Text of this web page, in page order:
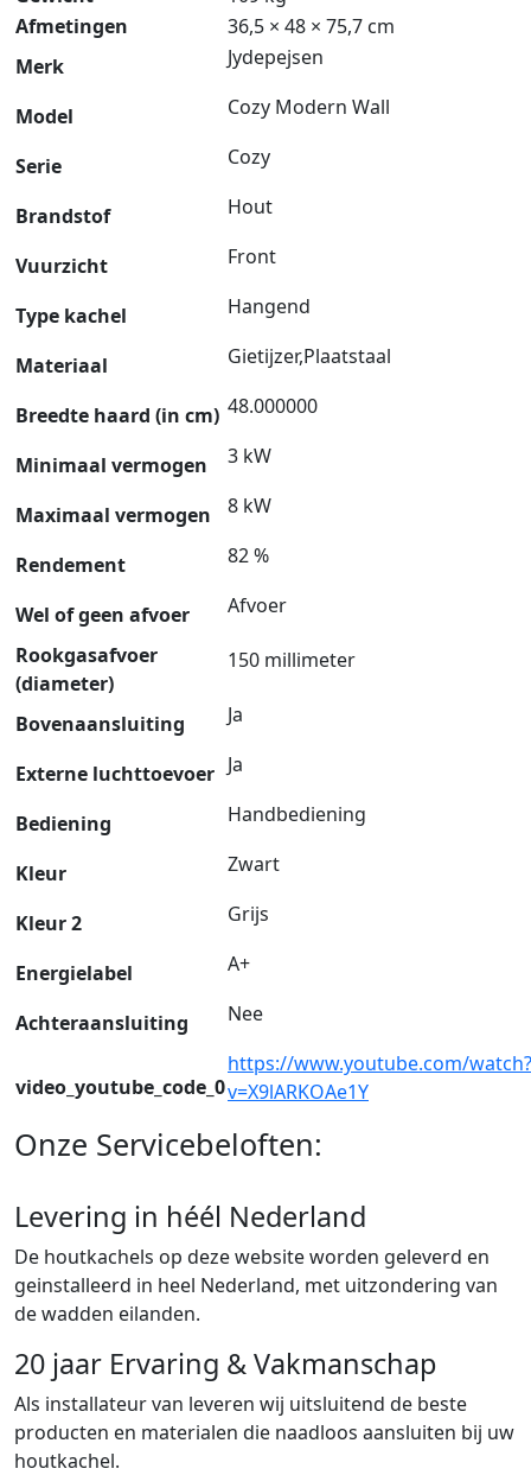
Afmetingen
36,5 × 48 × 75,7 cm
Merk
Jydepejsen
Model Cozy Modern Wall
Serie Cozy
Brandstof Hout
Vuurzicht Front
Type kachel Hangend
Materiaal Gietijzer,Plaatstaal
Breedte haard (in cm) 48.000000
Minimaal vermogen 3 kW
Maximaal vermogen 8 kW
Rendement 82 %
Wel of geen afvoer
Afvoer
Rookgasafvoer
(diameter)
150 millimeter
Bovenaansluiting Ja
Externe luchttoevoer Ja
Bediening Handbediening
Kleur Zwart
Kleur 2 Grijs
Energielabel A+
Achteraansluiting Nee
video_youtube_code_0
https://www.youtube.com/watch?
v=X9lARKOAe1Y
Onze Servicebeloften:
Levering in héél Nederland
De houtkachels op deze website worden geleverd en
geinstalleerd in heel Nederland, met uitzondering van
de wadden eilanden.
20 jaar Ervaring & Vakmanschap
Als installateur van leveren wij uitsluitend de beste
producten en materialen die naadloos aansluiten bij uw
houtkachel.